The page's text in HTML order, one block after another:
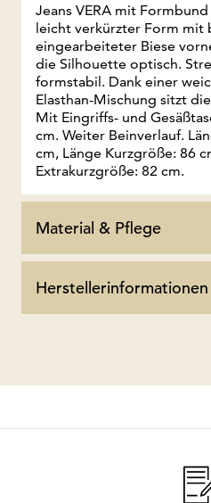
Jeans VERA mit
leicht verkürzter Form mit
eingearbeiteter Biese
die Silhouette optisch.
formstabil. Dank einer
Elasthan-Mischung sitzt
Mit Eingriffs- und
cm. Weiter Beinverlauf.
cm, Länge Kurzgröße: 86
Extrakurzgröße: 82 cm.
Material & Pflege
Herstellerinformationen